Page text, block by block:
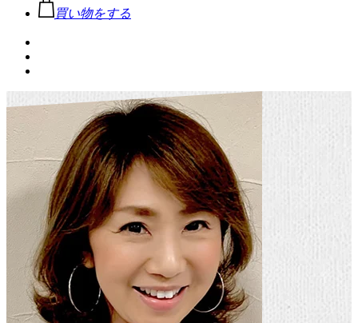
買い物をする